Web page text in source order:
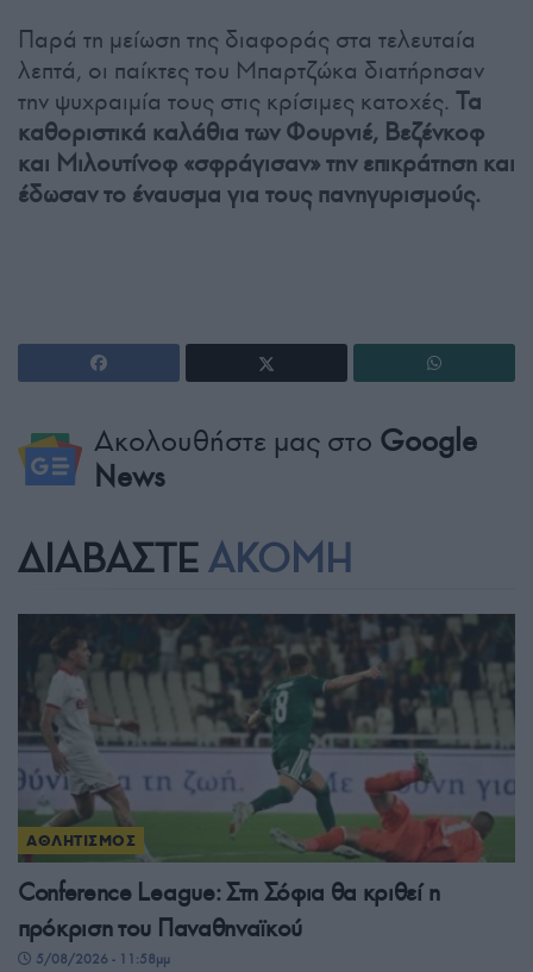
Παρά τη μείωση της διαφοράς στα τελευταία
λεπτά, οι παίκτες του Μπαρτζώκα διατήρησαν
την ψυχραιμία τους στις κρίσιμες κατοχές. Τα
καθοριστικά καλάθια των Φουρνιέ, Βεζένκοφ
και Μιλουτίνοφ «σφράγισαν» την επικράτηση και
έδωσαν το έναυσμα για τους πανηγυρισμούς.
Ακολουθήστε μας στο Google
News
ΔΙΑΒΑΣΤΕ ΑΚΟΜΗ
ΑΘΛΗΤΙΣΜΟΣ
Conference League: Στη Σόφια θα κριθεί η
πρόκριση του Παναθηναϊκού
5/08/2026 - 11:58μμ